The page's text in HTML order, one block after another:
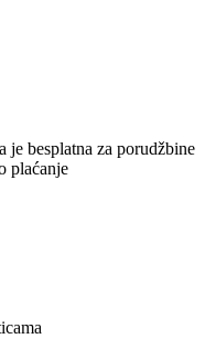
je besplatna za porudžbine
plaćanje